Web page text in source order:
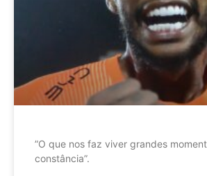
”O que nos faz viver grandes
constância”.